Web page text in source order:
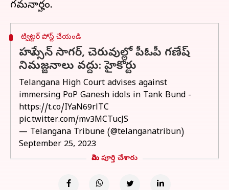
ట్విట్టర్ పోస్ట్ చేయండి
హుస్సేన్ సాగర్, చెరువుల్లో పీఓపీ గణేష్
నిమజ్జనాలు వద్దు: హైకోర్టు
Telangana High Court advises against
immersing PoP Ganesh idols in Tank Bund -
https://t.co/IYaN69rlTC
pic.twitter.com/mv3MCTucJS
— Telangana Tribune (@telanganatribun)
September 25, 2023
మీరు పూర్తి చేశారు